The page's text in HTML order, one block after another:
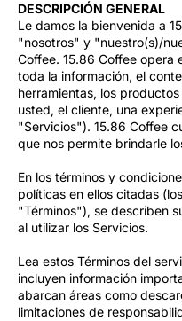
DESCRIPCIÓN GENERAL
Le damos la bienvenida a
"nosotros" y "nuestro(s)/
Coffee. 15.86 Coffee opera
toda la información, el
herramientas, los
usted, el cliente, una
"Servicios"). 15.86 Coffee
que nos permite brindarle
En los términos y
políticas en ellos citadas
"Términos"), se describen
al utilizar los Servicios.
Lea estos Términos del
incluyen información
abarcan áreas como
limitaciones de